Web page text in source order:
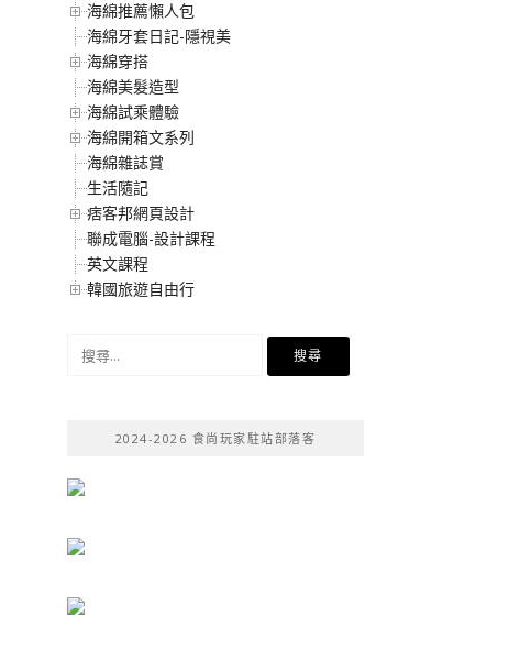
海綿推薦懶人包
海綿牙套日記-隱視美
海綿穿搭
海綿美髮造型
海綿試乘體驗
海綿開箱文系列
海綿雜誌賞
生活隨記
痞客邦網頁設計
聯成電腦-設計課程
英文課程
韓國旅遊自由行
2024-2026 食尚玩家駐站部落客